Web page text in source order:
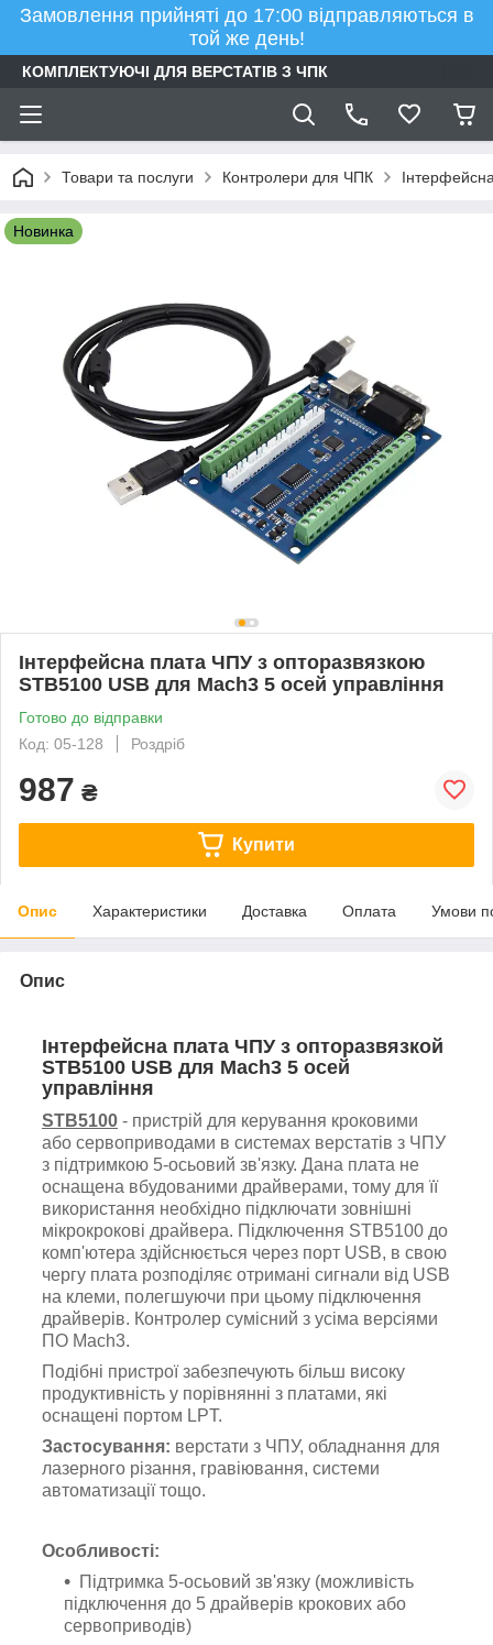
Замовлення прийняті до 17:00 відправляються в
той же день!
КОМПЛЕКТУЮЧІ ДЛЯ ВЕРСТАТІВ З ЧПК
Товари та послуги Контролери для ЧПК
Новинка
Інтерфейсна плата ЧПУ з опторазвязкою
STB5100 USB для Mach3 5 осей управління
Готово до відправки
Код: 05-128
Роздріб
987 ₴
Купити
Опис Характеристики Доставка Оплата Умови
Опис
Інтерфейсна плата ЧПУ з опторазвязкой
STB5100 USB для Mach3 5 осей
управління
STB5100 - пристрій для керування кроковими
або сервоприводами в системах верстатів з ЧПУ
з підтримкою 5-осьовий зв'язку. Дана плата не
оснащена вбудованими драйверами, тому для її
використання необхідно підключати зовнішні
мікрокрокові драйвера. Підключення STB5100 до
комп'ютера здійснюється через порт USB, в свою
чергу плата розподіляє отримані сигнали від USB
на клеми, полегшуючи при цьому підключення
драйверів. Контролер сумісний з усіма версіями
ПО Mach3.
Подібні пристрої забезпечують більш високу
продуктивність у порівнянні з платами, які
оснащені портом LPT.
Застосування: верстати з ЧПУ, обладнання для
лазерного різання, гравіювання, системи
автоматизації тощо.
Особливості:
Підтримка 5-осьовий зв'язку (можливість
підключення до 5 драйверів крокових або
сервоприводів)